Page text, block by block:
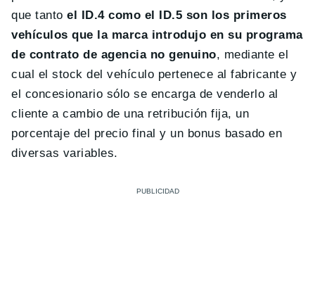
que tantoel ID.4 como el ID.5 son los primeros
vehículos que la marca introdujo en su programa
de contrato de agencia no genuino, mediante el
cual el stock del vehículo pertenece al fabricante y
el concesionario sólo se encarga de venderlo al
cliente a cambio de una retribución fija, un
porcentaje del precio final y un bonus basado en
diversas variables.